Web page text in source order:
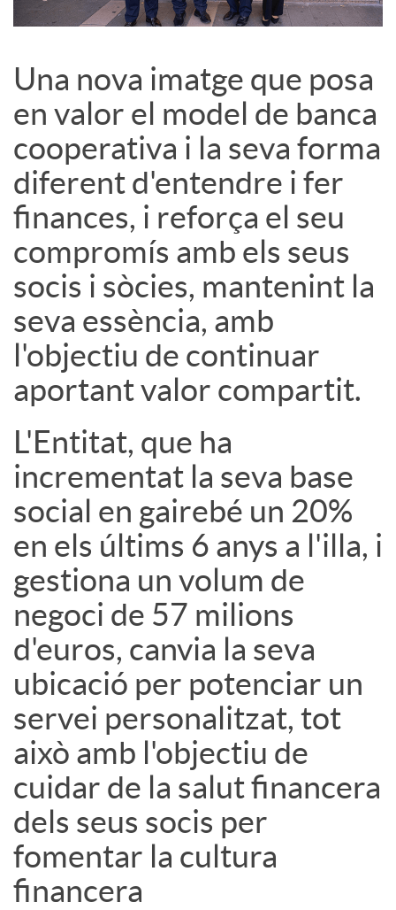
S
o
c
i
a
l
s
Una nova imatge que posa
en valor el model de banca
cooperativa i la seva forma
diferent d'entendre i fer
finances, i reforça el seu
compromís amb els seus
socis i sòcies, mantenint la
seva essència, amb
l'objectiu de continuar
aportant valor compartit.
L'Entitat, que ha
incrementat la seva base
social en gairebé un 20%
en els últims 6 anys a l'illa, i
gestiona un volum de
negoci de 57 milions
d'euros, canvia la seva
ubicació per potenciar un
servei personalitzat, tot
això amb l'objectiu de
cuidar de la salut financera
dels seus socis per
fomentar la cultura
financera